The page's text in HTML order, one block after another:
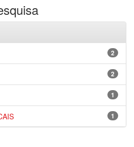
2
2
1
1